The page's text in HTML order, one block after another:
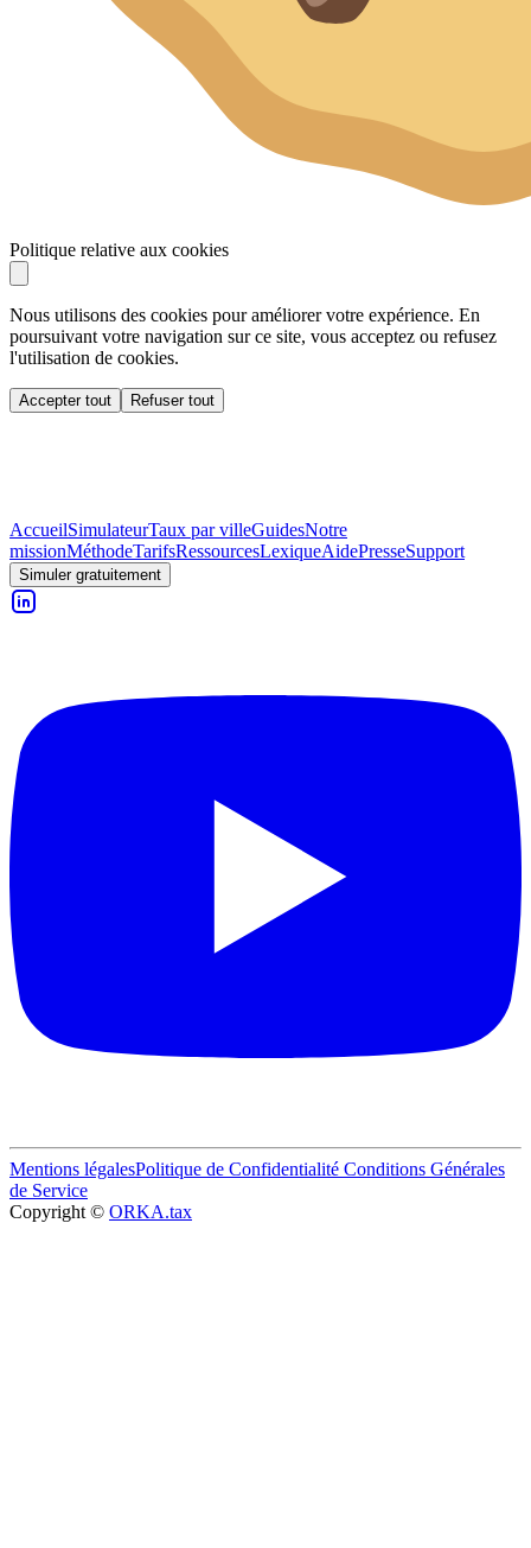
Politique relative aux cookies
Nous utilisons des cookies pour améliorer votre expérience. En
poursuivant votre navigation sur ce site, vous acceptez ou refusez
l'utilisation de cookies.
Accepter tout Refuser tout
AccueilSimulateurTaux par villeGuidesNotre
missionMéthodeTarifsRessourcesLexiqueAidePresseSupport
Simuler gratuitement
Mentions légalesPolitique de Confidentialité Conditions Générales
de Service
Copyright © ORKA.tax